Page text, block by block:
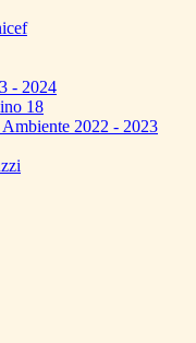
- 2024
18
2022 - 2023